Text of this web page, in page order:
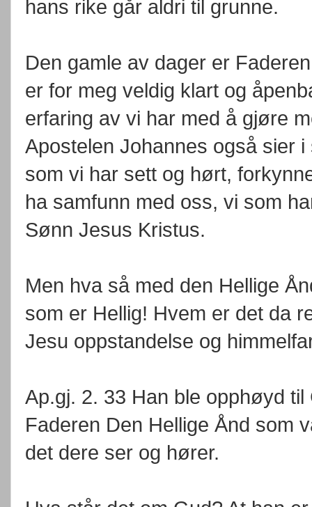
hans rike går aldri til grunne.
Den gamle av dager er
er for meg veldig klart og
erfaring av vi har med å gjøre
Apostelen Johannes også sier
som vi har sett og hørt,
ha samfunn med oss, vi som
Sønn Jesus Kristus.
Men hva så med den Hellige
som er Hellig! Hvem er det da
Jesu oppstandelse og
Ap.gj. 2. 33 Han ble opphøyd
Faderen Den Hellige Ånd som
det dere ser og hører.